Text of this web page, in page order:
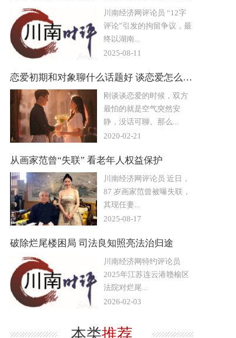
川南经济网评论员 “12字
评论”引发的拘留争议，最
终以湖南...
2025-08-11
恋爱初期和对象聊什么话题好 谈恋爱怎么聊天不会冷场
刚谈谈恋爱的时候，双方
最怕的就是空气突然安
静，没话可聊。那么...
2020-02-21
从画家范曾“失联” 看老年人权益保护
川南经济网评论员 近日，
87 岁画家范曾被曝失联，
其现任妻...
2025-08-17
破除烂尾楼困局 司法良知照亮法治归途
川南经济网特约评论员
2025年江苏连云港赣榆区
法院对烂尾...
2026-02-03
本类推荐